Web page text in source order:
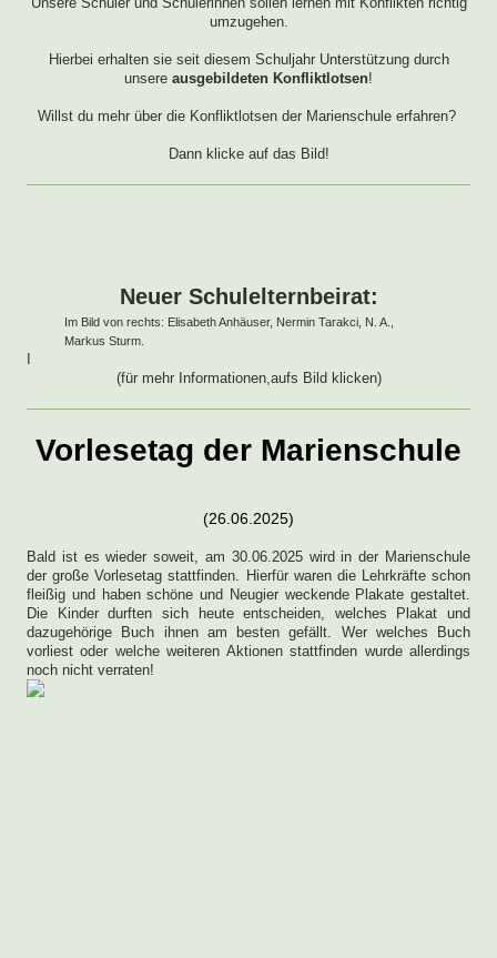
umzugehen.
Hierbei erhalten sie seit diesem Schuljahr Unterstützung durch
unsere ausgebildeten Konfliktlotsen!
Willst du mehr über die Konfliktlotsen der Marienschule erfahren?
Dann klicke auf das Bild!
Neuer Schulelternbeirat:
Im Bild von rechts: Elisabeth Anhäuser, Nermin Tarakci, N. A.,
Markus Sturm.
(für mehr Informationen,aufs Bild klicken)
Vorlesetag der Marienschule
(26.06.2025)
Bald ist es wieder soweit, am 30.06.2025 wird in der Marienschule
der große Vorlesetag stattfinden. Hierfür waren die Lehrkräfte schon
fleißig und haben schöne und Neugier weckende Plakate gestaltet.
Die Kinder durften sich heute entscheiden, welches Plakat und
dazugehörige Buch ihnen am besten gefällt. Wer welches Buch
vorliest oder welche weiteren Aktionen stattfinden wurde allerdings
noch nicht verraten!